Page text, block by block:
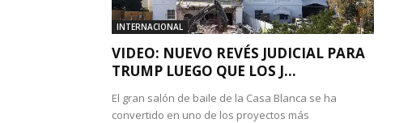
INTERNACIONAL
VIDEO: NUEVO REVÉS JUDICIAL PARA
TRUMP LUEGO QUE LOS J...
El gran salón de baile de la Casa Blanca se ha
convertido en uno de los proyectos más